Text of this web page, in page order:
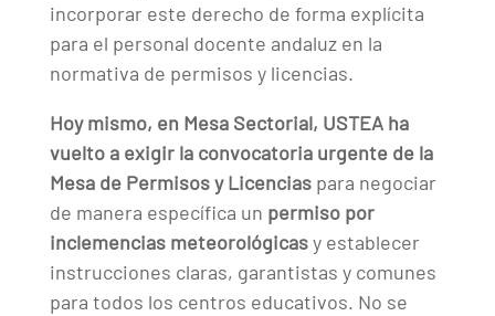
incorporar este derecho de forma explícita
para el personal docente andaluz en la
normativa de permisos y licencias.
Hoy mismo, en Mesa Sectorial, USTEA ha
vuelto a exigir la convocatoria urgente de la
Mesa de Permisos y Licenciaspara negociar
de manera específica un permiso por
inclemencias meteorológicasy establecer
instrucciones claras, garantistas y comunes
para todos los centros educativos. No se